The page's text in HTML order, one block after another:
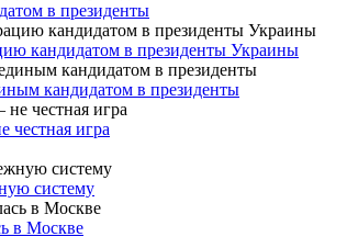
в президенты
кандидатом в президенты Украины
кандидатом в президенты
честная игра
систему
в Москве